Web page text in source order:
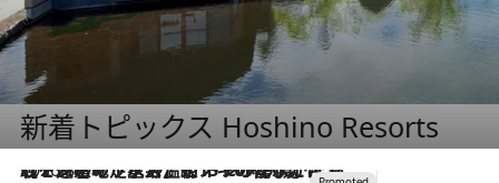
新着トピックス Hoshino Resorts
2026.8.7
【トンボの足水浴】ヒノキの香りに包まれて涼感マックス！約13℃の湧水かけ流しを避暑地「星野温泉 トンボの湯」で体験